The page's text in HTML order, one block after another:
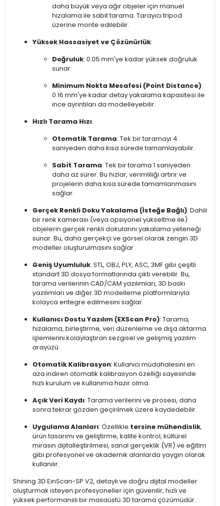
daha büyük veya ağır objeler için manuel
hizalama ile sabit tarama. Tarayıcı tripod
üzerine monte edilebilir.
Yüksek Hassasiyet ve Çözünürlük:
Doğruluk: 0.05 mm'ye kadar yüksek doğruluk
sunar.
Minimum Nokta Mesafesi (Point Distance):
0.16 mm'ye kadar detay yakalama kapasitesi ile
ince ayrıntıları da modelleyebilir.
Hızlı Tarama Hızı:
Otomatik Tarama: Tek bir taramayı 4
saniyeden daha kısa sürede tamamlayabilir.
Sabit Tarama: Tek bir tarama 1 saniyeden
daha az sürer. Bu hızlar, verimliliği artırır ve
projelerin daha kısa sürede tamamlanmasını
sağlar.
Gerçek Renkli Doku Yakalama (İsteğe Bağlı): Dahili
bir renk kamerası (veya opsiyonel yükseltme ile)
objelerin gerçek renkli dokularını yakalama yeteneği
sunar. Bu, daha gerçekçi ve görsel olarak zengin 3D
modeller oluşturulmasını sağlar.
Geniş Uyumluluk: STL, OBJ, PLY, ASC, 3MF gibi çeşitli
standart 3D dosya formatlarında çıktı verebilir. Bu,
tarama verilerinin CAD/CAM yazılımları, 3D baskı
yazılımları ve diğer 3D modelleme platformlarıyla
kolayca entegre edilmesini sağlar.
Kullanıcı Dostu Yazılım (EXScan Pro): Tarama,
hizalama, birleştirme, veri düzenleme ve dışa aktarma
işlemlerini kolaylaştıran sezgisel ve gelişmiş yazılım
arayüzü.
Otomatik Kalibrasyon: Kullanıcı müdahalesini en
aza indiren otomatik kalibrasyon özelliği sayesinde
hızlı kurulum ve kullanıma hazır olma.
Açık Veri Kaydı: Tarama verilerini ve prosesi, daha
sonra tekrar gözden geçirilmek üzere kaydedebilir.
Uygulama Alanları: Özellikle tersine mühendislik,
ürün tasarımı ve geliştirme, kalite kontrol, kültürel
mirasın dijitalleştirilmesi, sanal gerçeklik (VR) ve eğitim
gibi profesyonel ve akademik alanlarda yaygın olarak
kullanılır.
Shining 3D EinScan-SP V2, detaylı ve doğru dijital modeller
oluşturmak isteyen profesyoneller için güvenilir, hızlı ve
yüksek performanslı bir masaüstü 3D tarama çözümüdür.